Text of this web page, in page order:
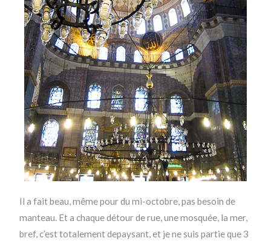
Il a fait beau, même pour du mi-octobre, pas besoin de
manteau. Et a chaque détour de rue, une mosquée, la mer,
bref, c’est totalement depaysant, et je ne suis partie que 3